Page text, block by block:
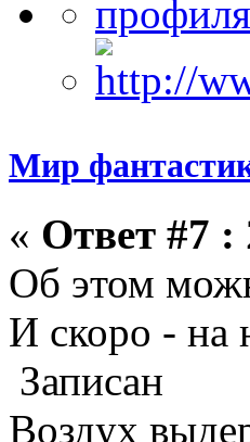
Мир
« Ответ #7 :
Об этом
И скоро - на
Записан
Воздух